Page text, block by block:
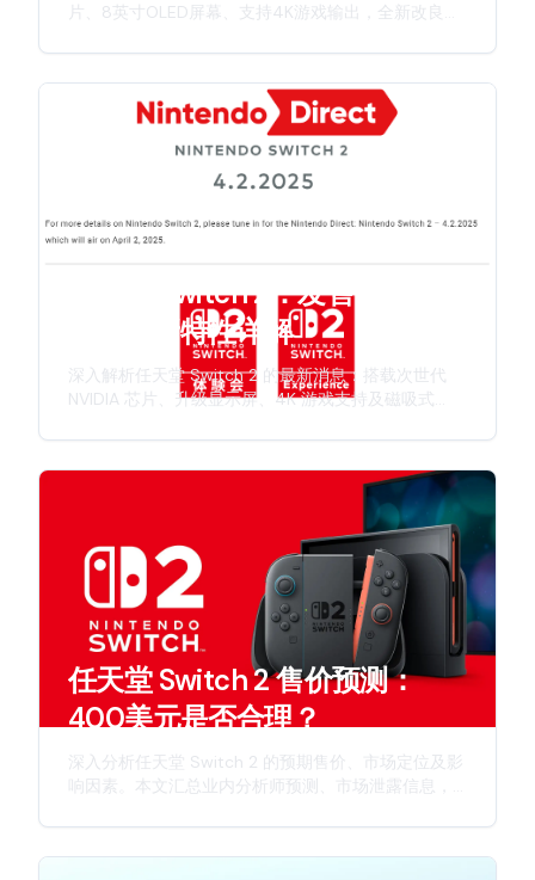
片、8英寸OLED屏幕、支持4K游戏输出，全新改良版
级、创新特性与游戏体验。
任天堂 Switch 2：发售日期、规
格与全新特性详解
深入解析任天堂 Switch 2 的最新消息：搭载次世代
NVIDIA 芯片、升级显示屏、4K 游戏支持及磁吸式
及任天堂新一代游戏主机的创新特性。
任天堂 Switch 2 售价预测：
400美元是否合理？
深入分析任天堂 Switch 2 的预期售价、市场定位及影
响因素。本文汇总业内分析师预测、市场泄露信息，